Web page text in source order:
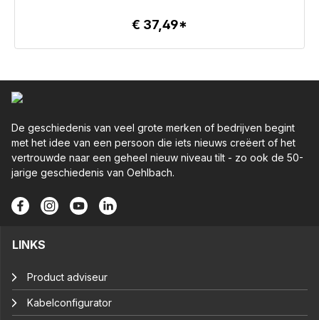
Details
€ 37,49*
De geschiedenis van veel grote merken of bedrijven begint
met het idee van een persoon die iets nieuws creëert of het
vertrouwde naar een geheel nieuw niveau tilt - zo ook de 50-
jarige geschiedenis van Oehlbach.
LINKS
Product adviseur
Kabelconfigurator